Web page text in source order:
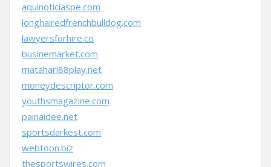
aquinoticiaspe.com
longhairedfrenchbulldog.com
lawyersforhire.co
businemarket.com
matahari88play.net
moneydescriptor.com
youthsmagazine.com
painaidee.net
sportsdarkest.com
webtoon.biz
thesportswires.com